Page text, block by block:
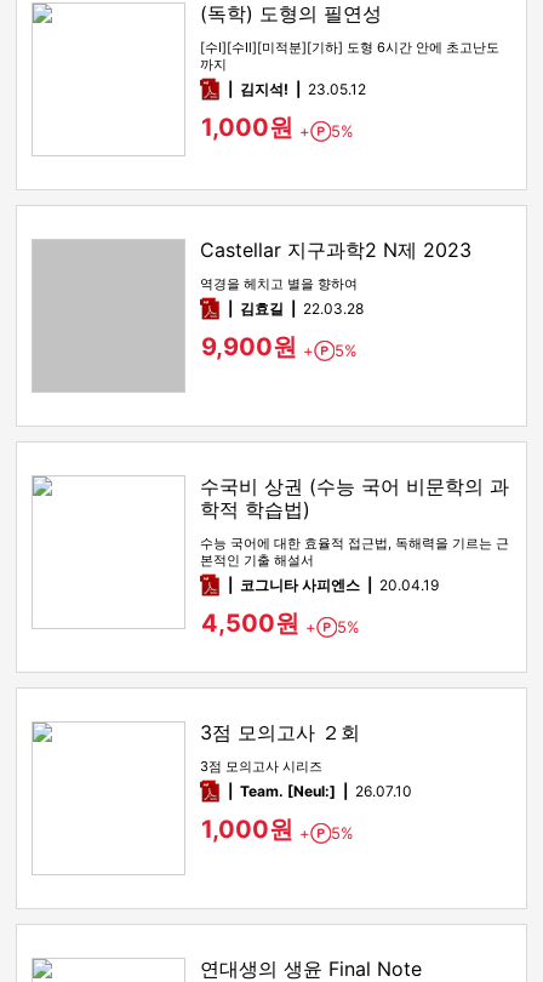
(독학) 도형의 필연성
[수Ⅰ][수Ⅱ][미적분][기하] 도형 6시간 안에 초고난도
까지
pdf김지석! 23.05.12
1,000원 + Point
5%
Castellar 지구과학2 N제 2023
역경을 헤치고 별을 향하여
pdf김효길 22.03.28
9,900원 + Point
5%
수국비 상권 (수능 국어 비문학의 과
학적 학습법)
수능 국어에 대한 효율적 접근법, 독해력을 기르는 근
본적인 기출 해설서
pdf코그니타 사피엔스 20.04.19
4,500원 + Point
5%
3점 모의고사 ２회
3점 모의고사 시리즈
pdfTeam. [Neul:] 26.07.10
1,000원 + Point
5%
연대생의 생윤 Final Note